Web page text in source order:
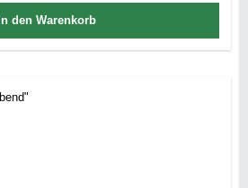
In den Warenkorb